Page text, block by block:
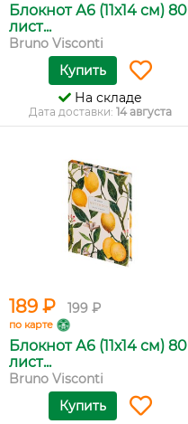
Блокнот А6 (11х14 см) 80
лист...
Bruno Visconti
Купить
На складе
Дата доставки: 14 августа
189 ₽ 199 ₽
по карте
Блокнот А6 (11х14 см) 80
лист...
Bruno Visconti
Купить